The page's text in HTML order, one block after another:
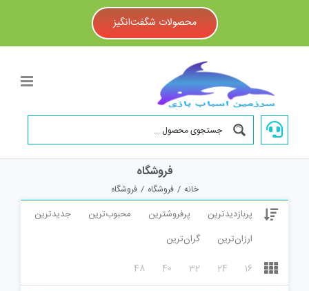
محصولات شگفت‌انگیز
فروشگاه
خانه / فروشگاه / فروشگاه
پربازدیدترین پرفروشترین محبوب‌ترین
جدیدترین
ارزان‌ترین
گران‌ترین
16
24
32
40
48